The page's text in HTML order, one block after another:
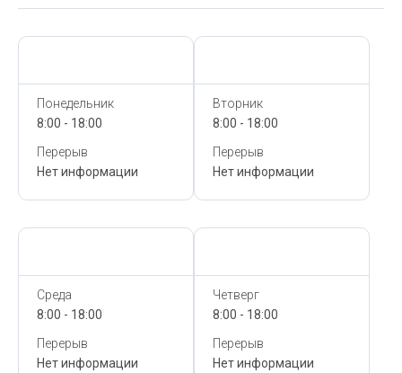
Понедельник
8:00 - 18:00
Перерыв
Нет информации
Вторник
8:00 - 18:00
Перерыв
Нет информации
Среда
8:00 - 18:00
Перерыв
Нет информации
Четверг
8:00 - 18:00
Перерыв
Нет информации